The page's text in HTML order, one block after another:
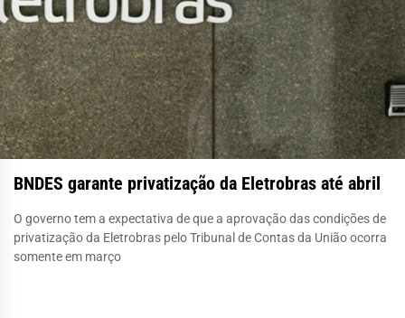
BNDES garante privatização da Eletrobras até abril
O governo tem a expectativa de que a aprovação das condições de
privatização da Eletrobras pelo Tribunal de Contas da União ocorra
somente em março